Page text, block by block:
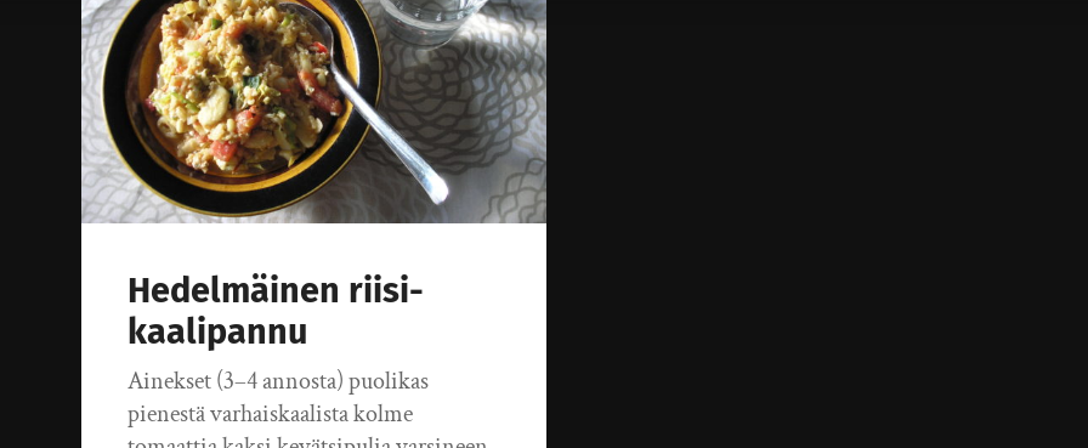
Hedelmäinen riisi-
kaalipannu
Ainekset (3–4 annosta) puolikas
pienestä varhaiskaalista kolme